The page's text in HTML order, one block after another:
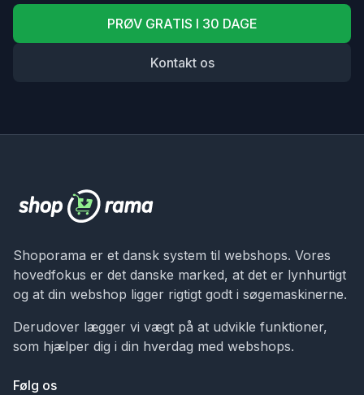
PRØV GRATIS I 30 DAGE
Kontakt os
Shoporama er et dansk system til webshops. Vores
hovedfokus er det danske marked, at det er lynhurtigt
og at din webshop ligger rigtigt godt i søgemaskinerne.
Derudover lægger vi vægt på at udvikle funktioner,
som hjælper dig i din hverdag med webshops.
Følg os